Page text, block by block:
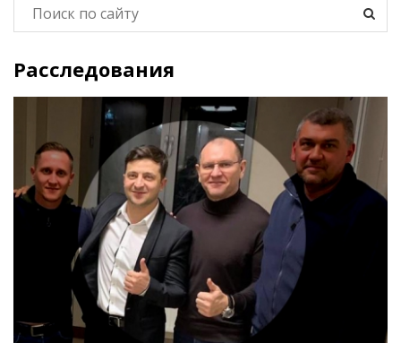
Расследования